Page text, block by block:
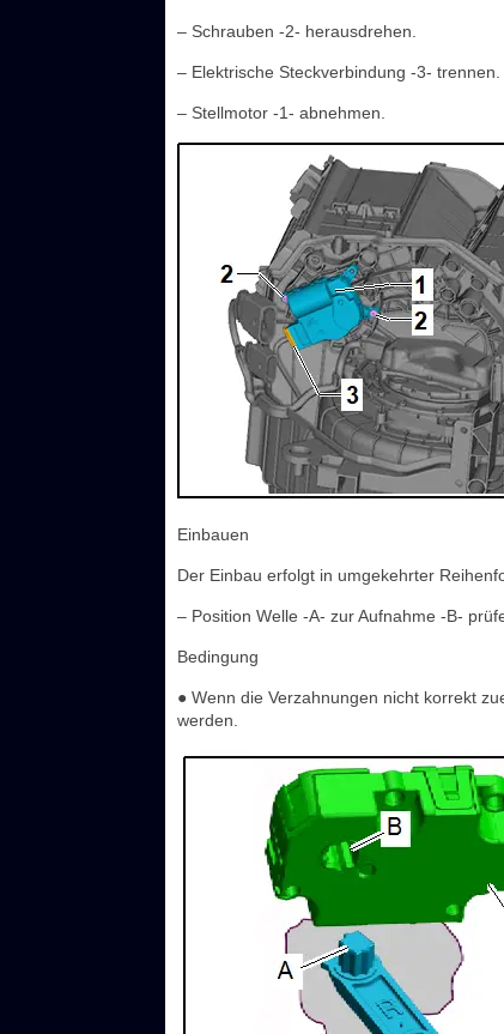
– Schrauben -2- herausdrehen.
– Elektrische Steckverbindung -3- trennen.
– Stellmotor -1- abnehmen.
Einbauen
Der Einbau erfolgt in umgekehrter
– Position Welle -A- zur Aufnahme -B-
Bedingung
● Wenn die Verzahnungen nicht korrekt
werden.